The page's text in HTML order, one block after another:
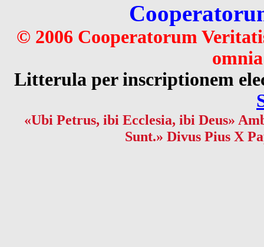
© 2006 Cooperatorum
Litterula per inscriptionem
«Ubi Petrus, ibi Ecclesia, ibi Deus»
Sunt.» Divus Pius X